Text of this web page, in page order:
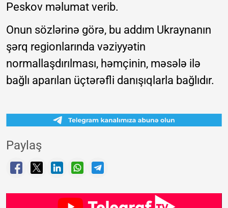
Peskov məlumat verib.
Onun sözlərinə görə, bu addım Ukraynanın
şərq regionlarında vəziyyətin
normallaşdırılması, həmçinin, məsələ ilə
bağlı aparılan üçtərəfli danışıqlarla bağlıdır.
Paylaş